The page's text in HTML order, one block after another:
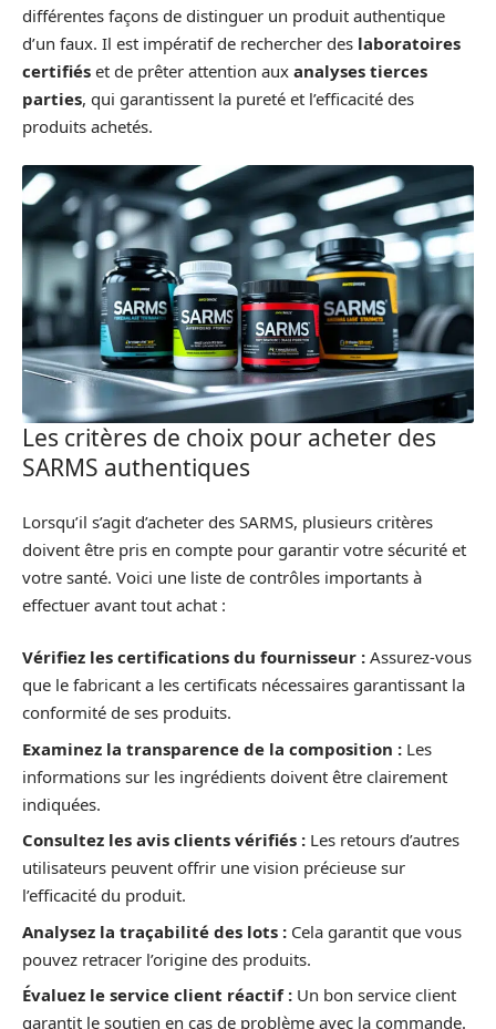
différentes façons de distinguer un produit authentique
d’un faux. Il est impératif de rechercher des laboratoires
certifiés et de prêter attention aux analyses tierces
parties, qui garantissent la pureté et l’efficacité des
produits achetés.
Les critères de choix pour acheter des
SARMS authentiques
Lorsqu’il s’agit d’acheter des SARMS, plusieurs critères
doivent être pris en compte pour garantir votre sécurité et
votre santé. Voici une liste de contrôles importants à
effectuer avant tout achat :
Vérifiez les certifications du fournisseur : Assurez-vous
que le fabricant a les certificats nécessaires garantissant la
conformité de ses produits.
Examinez la transparence de la composition : Les
informations sur les ingrédients doivent être clairement
indiquées.
Consultez les avis clients vérifiés : Les retours d’autres
utilisateurs peuvent offrir une vision précieuse sur
l’efficacité du produit.
Analysez la traçabilité des lots : Cela garantit que vous
pouvez retracer l’origine des produits.
Évaluez le service client réactif : Un bon service client
garantit le soutien en cas de problème avec la commande.